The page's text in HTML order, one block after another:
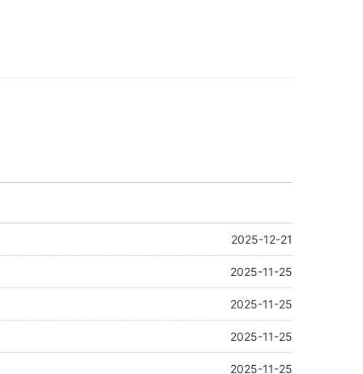
航！
2025-12-21
2025-11-25
2025-11-25
2025-11-25
2025-11-25